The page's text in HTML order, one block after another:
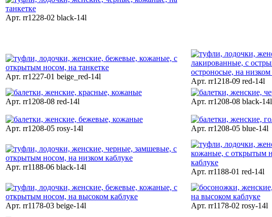
Арт. rr1228-02 black-14l
Арт. rr1227-01 beige_red-14l
Арт. rr1218-09 red-14l
Арт. rr1208-08 red-14l Арт. rr1208-08 black-14l
Арт. rr1208-05 rosy-14l Арт. rr1208-05 blue-14l
Арт. rr1188-06 black-14l
Арт. rr1188-01 red-14l
Арт. rr1178-03 beige-14l Арт. rr1178-02 rosy-14l